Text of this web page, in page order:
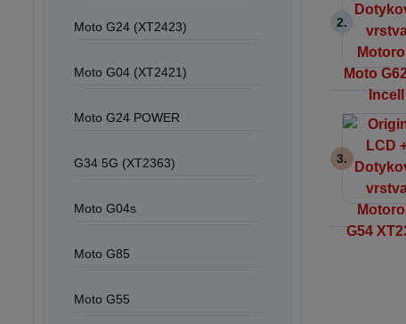
2.
3.
Moto G24 (XT2423)
Moto G04 (XT2421)
Moto G24 POWER
G34 5G (XT2363)
Moto G04s
Moto G85
Moto G55